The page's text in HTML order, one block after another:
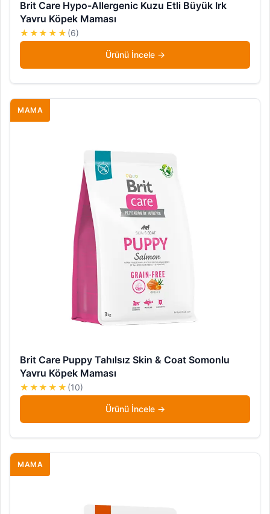
Brit Care Hypo-Allergenic Kuzu Etli Büyük Irk
Yavru Köpek Maması
★★★★★ (6)
Ürünü İncele
MAMA
Brit Care Puppy Tahılsız Skin & Coat Somonlu
Yavru Köpek Maması
★★★★★ (10)
Ürünü İncele
MAMA